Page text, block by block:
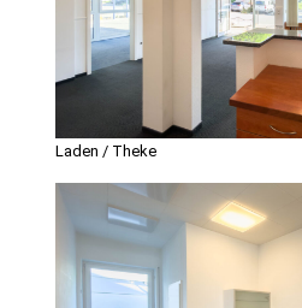
Laden / Theke